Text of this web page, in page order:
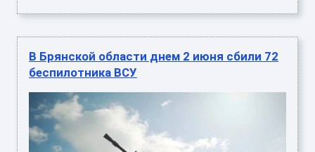
В Брянской области днем 2 июня сбили 72
беспилотника ВСУ